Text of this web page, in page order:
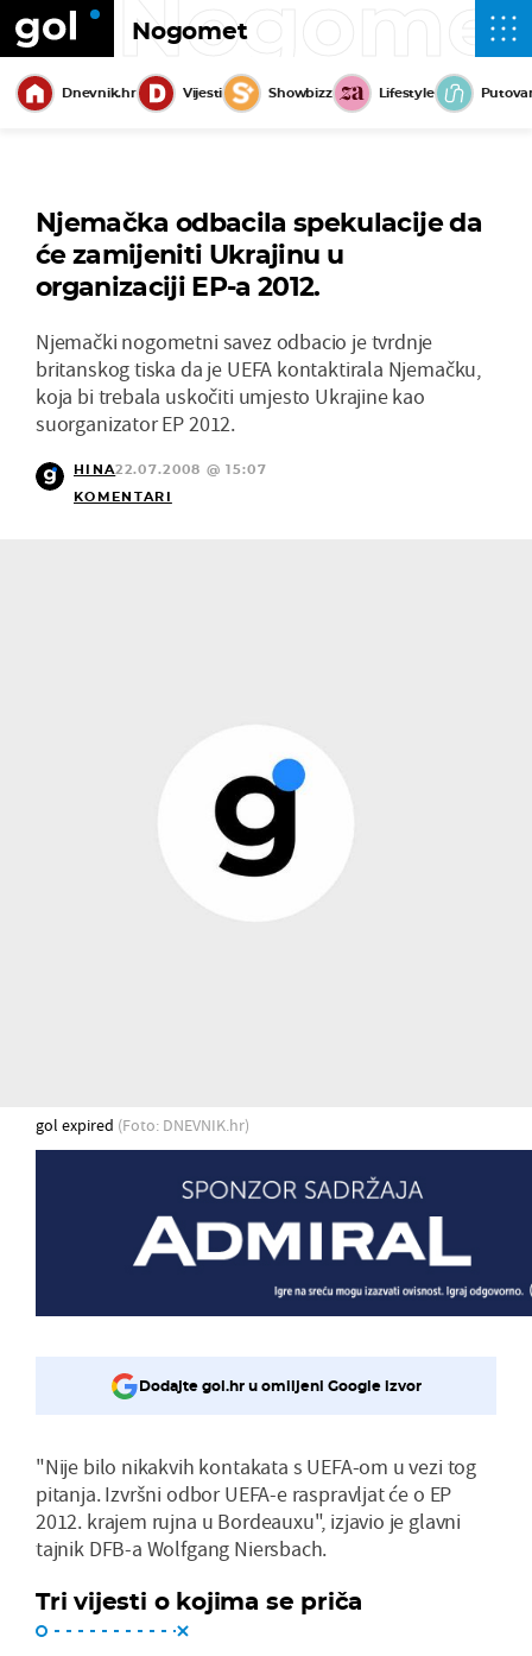
Nogomet
Dnevnik.hr Vijesti Showbizz Lifestyle
Njemačka odbacila spekulacije da
će zamijeniti Ukrajinu u
organizaciji EP-a 2012.
Njemački nogometni savez odbacio je tvrdnje
britanskog tiska da je UEFA kontaktirala Njemačku,
koja bi trebala uskočiti umjesto Ukrajine kao
suorganizator EP 2012.
HINA22.07.2008 @ 15:07
KOMENTARI
gol expired (Foto: DNEVNIK.hr)
Dodajte gol.hr u omiljeni Google izvor
"Nije bilo nikakvih kontakata s UEFA-om u vezi tog
pitanja. Izvršni odbor UEFA-e raspravljat će o EP
2012. krajem rujna u Bordeauxu", izjavio je glavni
tajnik DFB-a Wolfgang Niersbach.
Tri vijesti o kojima se priča